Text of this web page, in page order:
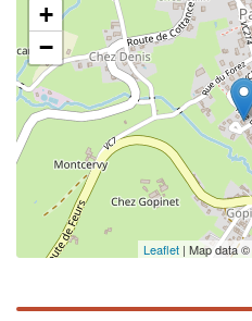
+
−
Leaflet | Map data ©